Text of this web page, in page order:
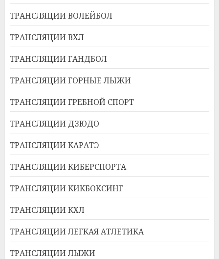
ТРАНСЛЯЦИИ ВОЛЕЙБОЛ
ТРАНСЛЯЦИИ ВХЛ
ТРАНСЛЯЦИИ ГАНДБОЛ
ТРАНСЛЯЦИИ ГОРНЫЕ ЛЫЖИ
ТРАНСЛЯЦИИ ГРЕБНОЙ СПОРТ
ТРАНСЛЯЦИИ ДЗЮДО
ТРАНСЛЯЦИИ КАРАТЭ
ТРАНСЛЯЦИИ КИБЕРСПОРТА
ТРАНСЛЯЦИИ КИКБОКСИНГ
ТРАНСЛЯЦИИ КХЛ
ТРАНСЛЯЦИИ ЛЕГКАЯ АТЛЕТИКА
ТРАНСЛЯЦИИ ЛЫЖИ